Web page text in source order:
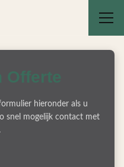
Offerte
hieronder als u
snel mogelijk contact met